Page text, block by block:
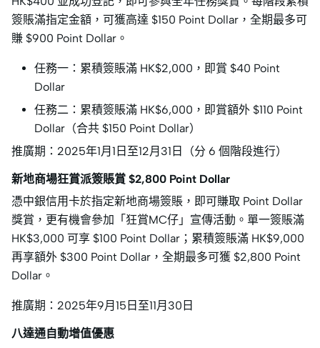
簽賬滿指定金額，可獲高達 $150 Point Dollar，全期最多可
賺 $900 Point Dollar。
任務一：累積簽賬滿 HK$2,000，即賞 $40 Point
Dollar
任務二：累積簽賬滿 HK$6,000，即賞額外 $110 Point
Dollar（合共 $150 Point Dollar）
推廣期：2025年1月1日至12月31日（分 6 個階段進行）
新地商場狂賞派簽賬賞 $2,800 Point Dollar
憑中銀信用卡於指定新地商場簽賬，即可賺取 Point Dollar
獎賞，更有機會參加「狂賞MC仔」宣傳活動。單一簽賬滿
HK$3,000 可享 $100 Point Dollar；累積簽賬滿 HK$9,000
再享額外 $300 Point Dollar，全期最多可獲 $2,800 Point
Dollar。
推廣期：2025年9月15日至11月30日
八達通自動增值優惠